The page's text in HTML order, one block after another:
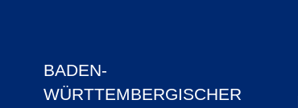
BADEN-
WÜRTTEMBERGISCHER